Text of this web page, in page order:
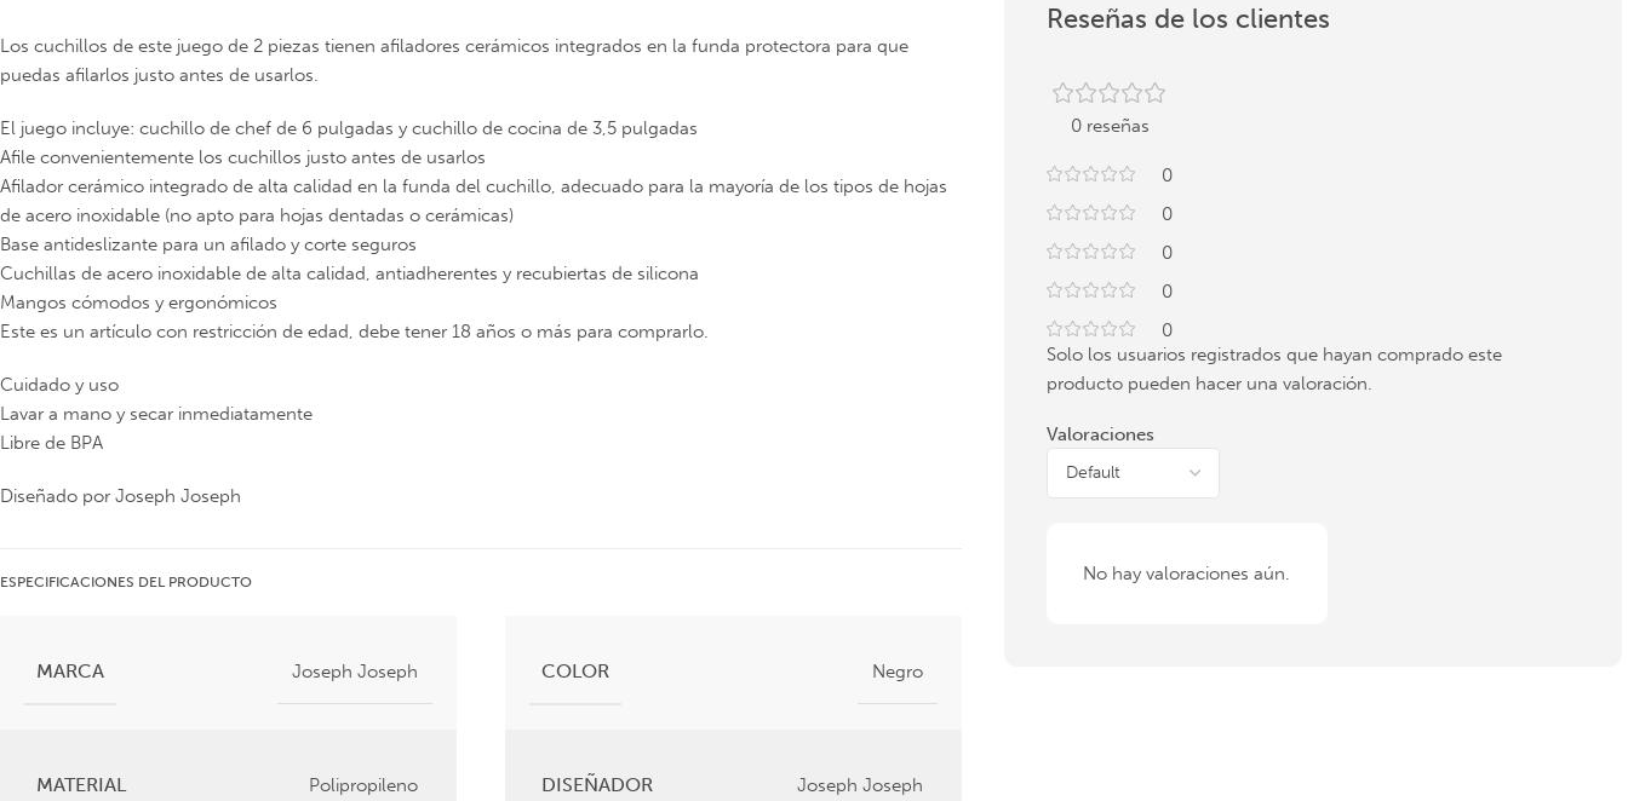
Los cuchillos de este juego de 2 piezas tienen afiladores cerámicos integrados en la funda protectora para que
puedas afilarlos justo antes de usarlos.
El juego incluye: cuchillo de chef de 6 pulgadas y cuchillo de cocina de 3,5 pulgadas
Afile convenientemente los cuchillos justo antes de usarlos
Afilador cerámico integrado de alta calidad en la funda del cuchillo, adecuado para la mayoría de los tipos de hojas
de acero inoxidable (no apto para hojas dentadas o cerámicas)
Base antideslizante para un afilado y corte seguros
Cuchillas de acero inoxidable de alta calidad, antiadherentes y recubiertas de silicona
Mangos cómodos y ergonómicos
Este es un artículo con restricción de edad, debe tener 18 años o más para comprarlo.
Cuidado y uso
Lavar a mano y secar inmediatamente
Libre de BPA
Diseñado por Joseph Joseph
ESPECIFICACIONES DEL PRODUCTO
MARCA Joseph Joseph COLOR Negro
MATERIAL Polipropileno DISEÑADOR Joseph Joseph
Reseñas de los clientes
0 reseñas
0
0
0
0
0
Valoraciones
No hay valoraciones aún.
Solo los usuarios registrados que hayan comprado este
producto pueden hacer una valoración.